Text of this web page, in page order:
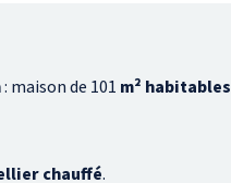
: maison de 101 m² habitables
chauffé.